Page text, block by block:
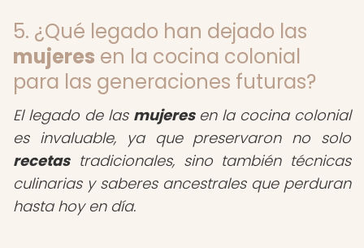
5. ¿Qué legado han dejado las
mujeres en la cocina colonial
para las generaciones futuras?
El legado de las mujeresen la cocina colonial
es invaluable, ya que preservaron no solo
recetastradicionales, sino también técnicas
culinarias y saberes ancestrales que perduran
hasta hoy en día.